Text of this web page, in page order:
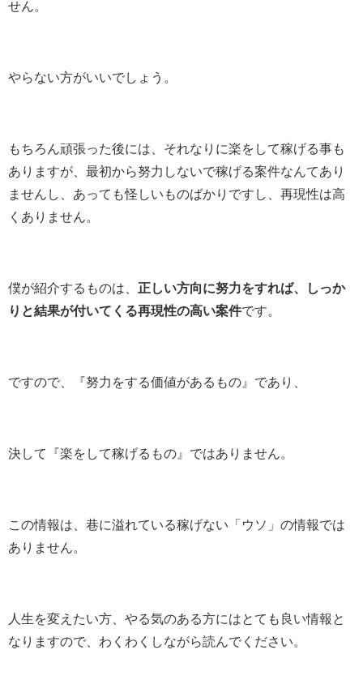
せん。
やらない方がいいでしょう。
もちろん頑張った後には、それなりに楽をして稼げる事も
ありますが、最初から努力しないで稼げる案件なんてあり
ませんし、あっても怪しいものばかりですし、再現性は高
くありません。
僕が紹介するものは、 正しい方向に努力をすれば、しっか
りと結果が付いてくる再現性の高い案件です。
ですので、 『努力をする価値があるもの』 であり、
決して 『楽をして稼げるもの』 ではありません。
この情報は、巷に溢れている稼げない「ウソ」の情報では
ありません。
人生を変えたい方、やる気のある方にはとても良い情報と
なりますので、わくわくしながら読んでください。